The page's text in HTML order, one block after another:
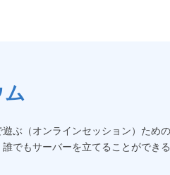
ム
ぶ（オンラインセッション）ため
でもサーバーを立てることができる